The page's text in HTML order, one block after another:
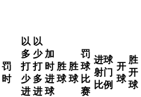
罚
时
以
多
打
少
进
以
少
打
多
进
加
时
进
球
胜
球
胜
球
罚
球
比
赛
进球
射门
比例
开
球
胜
开
球